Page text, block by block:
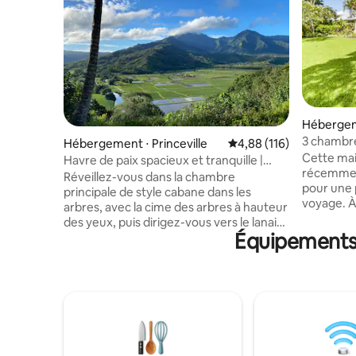
Hébergement ⋅ Princeville Évaluation moyenne
4,88 (116)
Havre de paix spacieux et tranquille |
Emplacement privilégié - Vues
Réveillez-vous dans la chambre
principale de style cabane dans les
arbres, avec la cime des arbres à hauteur
des yeux, puis dirigez-vous vers le lanai
tamisé où les plafonds voûtés s'ouvrent
sur les matins luxuriants de Kauai. Un
jetée d'Hanalei et du phare de Kilauea
Les plages d'Anini, de Hideaways et
3
pied des
Cette
pour une
voyage.
de
d'accès
donc
faire vos